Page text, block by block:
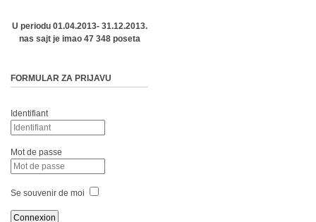
U periodu 01.04.2013- 31.12.2013.
nas sajt je imao 47 348 poseta
FORMULAR ZA PRIJAVU
Identifiant
Mot de passe
Se souvenir de moi